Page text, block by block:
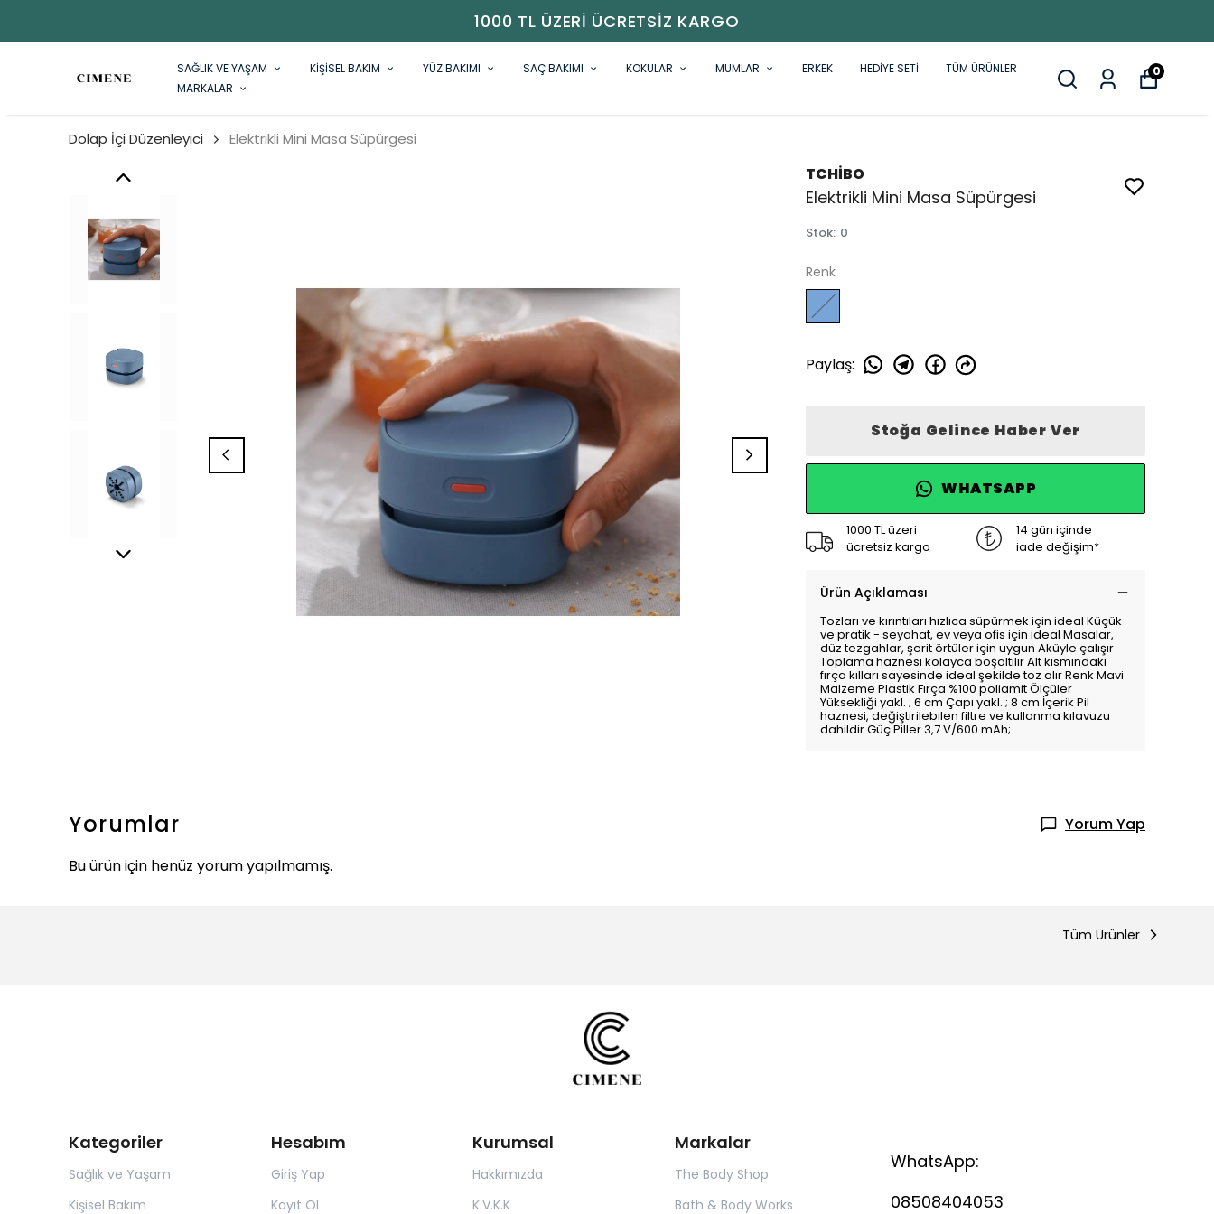
1000 TL ÜZERI ÜCRETSIZ KARGO
SAĞLIK VE YAŞAM KİŞİSEL BAKIM YÜZ BAKIMI SAÇ BAKIMI KOKULAR MUMLAR ERKEK HEDİYE SETİ
TÜM ÜRÜNLER
MARKALAR
0
Dolap İçi Düzenleyici Elektrikli Mini Masa Süpürgesi
TCHİBO
Elektrikli Mini Masa Süpürgesi
Stok: 0
Renk
Paylaş:
Stoğa Gelince Haber Ver
WHATSAPP
1000 TL üzeri
ücretsiz kargo
14 gün içinde
iade değişim*
Ürün Açıklaması
Tozları ve kırıntıları hızlıca süpürmek için ideal Küçük
ve pratik - seyahat, ev veya ofis için ideal Masalar,
düz tezgahlar, şerit örtüler için uygun Aküyle çalışır
Toplama haznesi kolayca boşaltılır Alt kısmındaki
fırça kılları sayesinde ideal şekilde toz alır Renk Mavi
Malzeme Plastik Fırça %100 poliamit Ölçüler
Yüksekliği yakl. ; 6 cm Çapı yakl. ; 8 cm İçerik Pil
haznesi, değiştirilebilen filtre ve kullanma kılavuzu
dahildir Güç Piller 3,7 V/600 mAh;
Yorumlar
Yorum Yap
Bu ürün için henüz yorum yapılmamış.
Tüm Ürünler
Kategoriler
Sağlık ve Yaşam
Kişisel Bakım
Hesabım
Giriş Yap
Kayıt Ol
Kurumsal
Hakkımızda
K.V.K.K
Markalar
The Body Shop
Bath & Body Works
WhatsApp:
08508404053